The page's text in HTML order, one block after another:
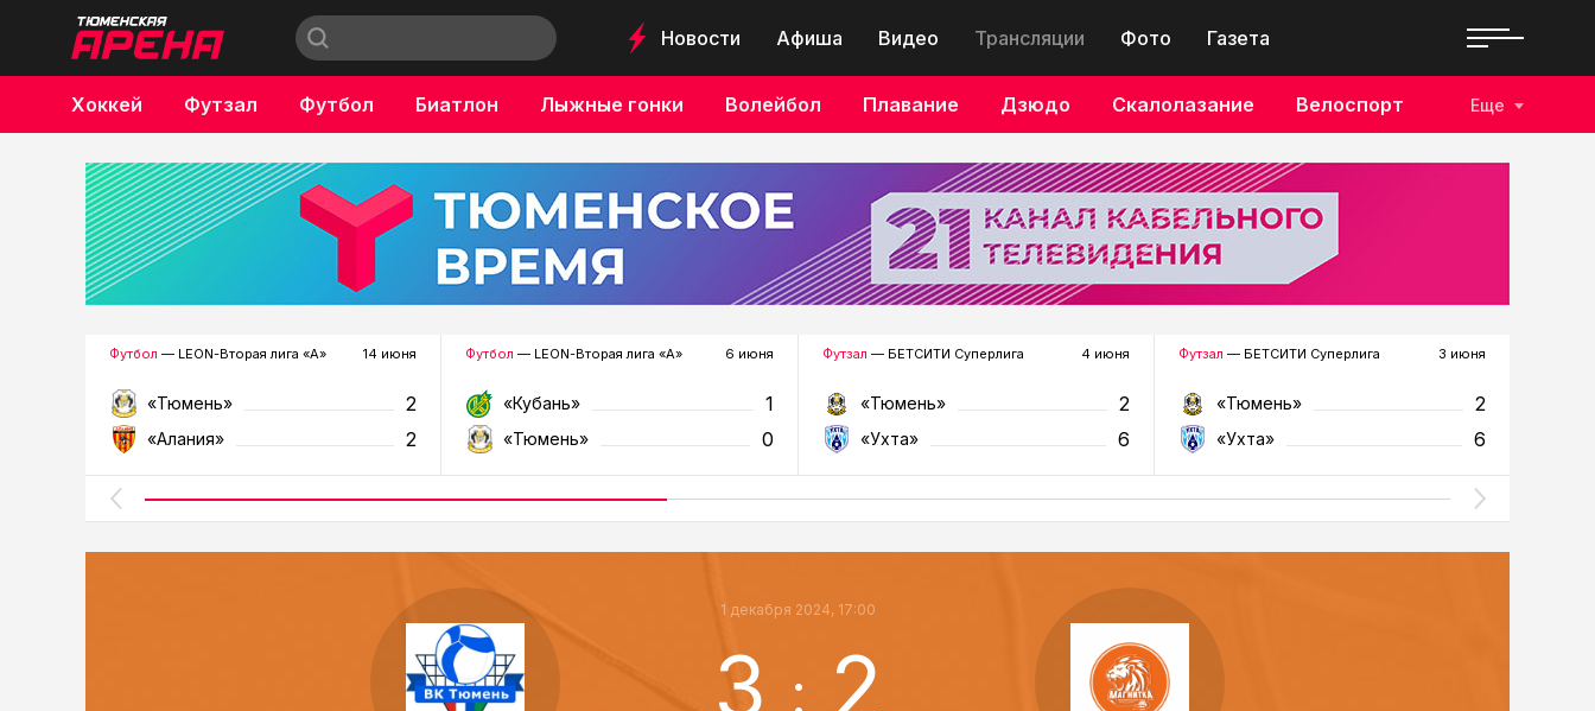
Новости Афиша Видео Трансляции Фото Газета
Хоккей Футзал Футбол Биатлон Лыжные гонки Волейбол Плавание Дзюдо Скалолазание Велоспорт
Бокс
Еще
Футбол — LEON-Вторая лига «А» 14 июня
«Тюмень» 2
«Алания» 2
Футбол — LEON-Вторая лига «А» 6 июня
«Кубань» 1
«Тюмень» 0
Футзал — БЕТСИТИ Суперлига 4 июня
«Тюмень» 2
«Ухта» 6
Футзал — БЕТСИТИ Суперлига 3 июня
«Тюмень» 2
«Ухта» 6
1 декабря 2024, 17:00
3 : 2